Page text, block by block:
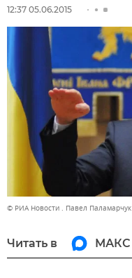
12:37 05.06.2015
© РИА Новости . Павел Паламарчук
Читать в МАКС